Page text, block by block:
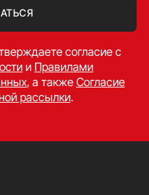
согласие c
и Правилами
, а также Согласие
рассылки.